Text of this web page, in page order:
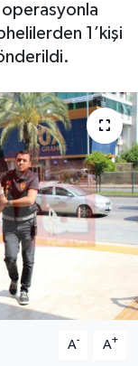
operasyonla
1’kişi
A- A+